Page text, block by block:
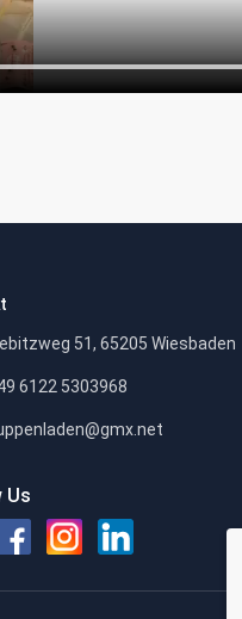
51, 65205 Wiesbaden
6122 5303968
Us